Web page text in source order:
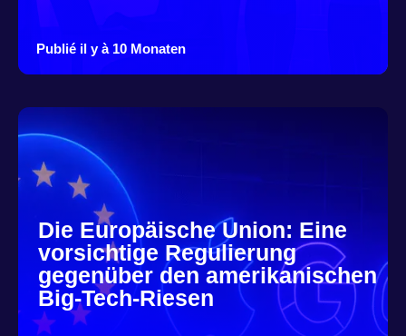
Publié il y à 10 Monaten
Die Europäische Union: Eine
vorsichtige Regulierung
gegenüber den amerikanischen
Big-Tech-Riesen